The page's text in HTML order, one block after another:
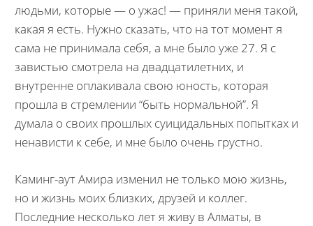
людьми, которые — о ужас! — приняли меня такой,
какая я есть. Нужно сказать, что на тот момент я
сама не принимала себя, а мне было уже 27. Я с
завистью смотрела на двадцатилетних, и
внутренне оплакивала свою юность, которая
прошла в стремлении “быть нормальной”. Я
думала о своих прошлых суицидальных попытках и
ненависти к себе, и мне было очень грустно.
Каминг-аут Амира изменил не только мою жизнь,
но и жизнь моих близких, друзей и коллег.
Последние несколько лет я живу в Алматы, в